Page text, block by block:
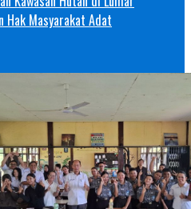
Hak Masyarakat Adat